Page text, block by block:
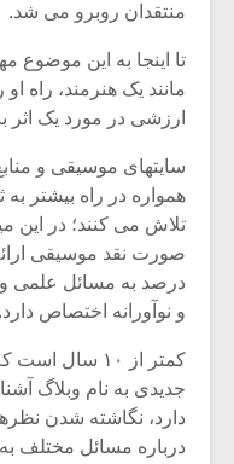
منتقدان روبرو می شد.
تا اینجا به این موضوع
مانند یک هنرمند، راه او
ارزشی در مورد یک اثر
سایتهای موسیقی و
همواره در راه بیشتر
تلاش می کنند؛ در این
و نوآورانه اختصاص دارد.
کمتر از ۱۰
جدیدی به نام وبلاگ
دارد، نگاشته شدن
درباره مسائل مختلف